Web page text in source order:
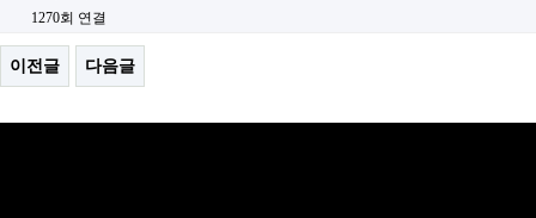
1270회 연결
이전글 다음글